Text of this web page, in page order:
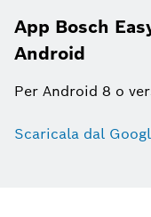
App Bosch
Android
Per Android 8 o
Scaricala dal